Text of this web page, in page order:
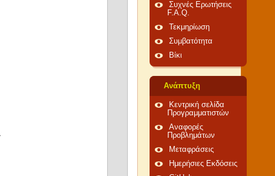
Συχνές Ερωτήσεις
F.A.Q.
Τεκμηρίωση
Συμβατότητα
Βίκι
Ανάπτυξη
Κεντρική σελίδα
Προγραμματιστών
Αναφορές
Προβλημάτων
Μεταφράσεις
Ημερήσιες Εκδόσεις